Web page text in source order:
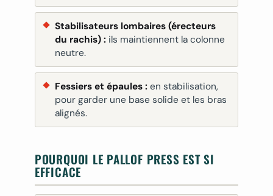
Stabilisateurs lombaires (érecteurs
du rachis) :ils maintiennent la colonne
neutre.
Fessiers et épaules :en stabilisation,
pour garder une base solide et les bras
alignés.
POURQUOI LE PALLOF PRESS EST SI
EFFICACE